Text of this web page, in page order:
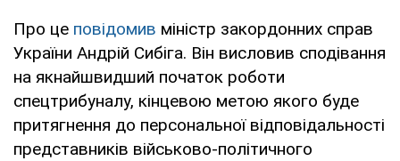
Про це повідомив міністр закордонних справ
України Андрій Сибіга. Він висловив сподівання
на якнайшвидший початок роботи
спецтрибуналу, кінцевою метою якого буде
притягнення до персональної відповідальності
представників військово-політичного